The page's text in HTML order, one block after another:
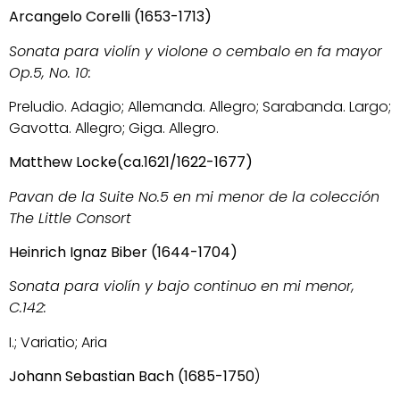
Arcangelo Corelli (1653-1713)
Sonata para violín y violone o cembalo en fa mayor
Op.5, No. 10:
Preludio. Adagio; Allemanda. Allegro; Sarabanda. Largo;
Gavotta. Allegro; Giga. Allegro.
Matthew Locke(ca.1621/1622-1677)
Pavan de la Suite No.5 en mi menor de la colección
The Little Consort
Heinrich Ignaz Biber (1644-1704)
Sonata para violín y bajo continuo en mi menor,
C.142:
I.; Variatio; Aria
Johann Sebastian Bach (1685-1750)